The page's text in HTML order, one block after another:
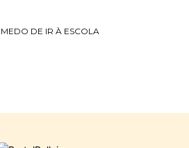
DE IR À ESCOLA